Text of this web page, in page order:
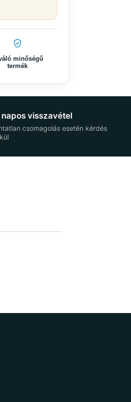
minőségű
termék
napos visszavétel
csomagolás esetén kérdés